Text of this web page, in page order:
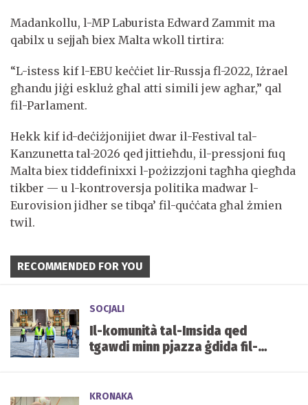
Madankollu, l-MP Laburista Edward Zammit ma
qabilx u sejjaħ biex Malta wkoll tirtira:
“L-istess kif l-EBU keċċiet lir-Russja fl-2022, Iżrael
għandu jiġi eskluż għal atti simili jew agħar,” qal
fil-Parlament.
Hekk kif id-deċiżjonijiet dwar il-Festival tal-
Kanzunetta tal-2026 qed jittieħdu, il-pressjoni fuq
Malta biex tiddefinixxi l-pożizzjoni tagħha qiegħda
tikber — u l-kontroversja politika madwar l-
Eurovision jidher se tibqa’ fil-quċċata għal żmien
twil.
RECOMMENDED FOR YOU
SOCJALI
Il-komunità tal-Imsida qed
tgawdi minn pjazza ġdida fil-
KRONAKA